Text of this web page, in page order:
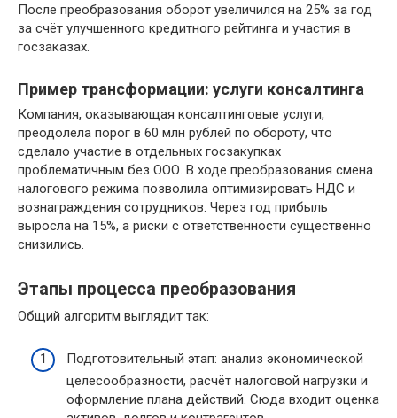
После преобразования оборот увеличился на 25% за год
за счёт улучшенного кредитного рейтинга и участия в
госзаказах.
Пример трансформации: услуги консалтинга
Компания, оказывающая консалтинговые услуги,
преодолела порог в 60 млн рублей по обороту, что
сделало участие в отдельных госзакупках
проблематичным без ООО. В ходе преобразования смена
налогового режима позволила оптимизировать НДС и
вознаграждения сотрудников. Через год прибыль
выросла на 15%, а риски с ответственности существенно
снизились.
Этапы процесса преобразования
Общий алгоритм выглядит так:
Подготовительный этап: анализ экономической
целесообразности, расчёт налоговой нагрузки и
оформление плана действий. Сюда входит оценка